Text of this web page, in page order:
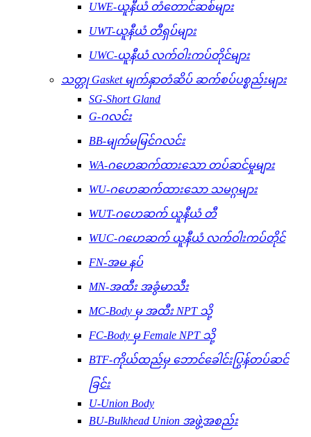
UWE-ယူနီယံ တံတောင်ဆစ်များ
UWT-ယူနီယံ တီရှပ်များ
UWC-ယူနီယံ လက်ဝါးကပ်တိုင်များ
သတ္တု Gasket မျက်နှာတံဆိပ် ဆက်စပ်ပစ္စည်းများ
SG-Short Gland
G-ဂလင်း
BB-မျက်မမြင်ဂလင်း
WA-ဂဟေဆက်ထားသော တပ်ဆင်မှုများ
WU-ဂဟေဆက်ထားသော သမဂ္ဂများ
WUT-ဂဟေဆက် ယူနီယံ တီ
WUC-ဂဟေဆက် ယူနီယံ လက်ဝါးကပ်တိုင်
FN-အမ နပ်
MN-အထီး အခွံမာသီး
MC-Body မှ အထီး NPT သို့
FC-Body မှ Female NPT သို့
BTF-ကိုယ်ထည်မှ ဘောင်ခေါင်းပြွန်တပ်ဆင်
ခြင်း
U-Union Body
BU-Bulkhead Union အဖွဲ့အစည်း